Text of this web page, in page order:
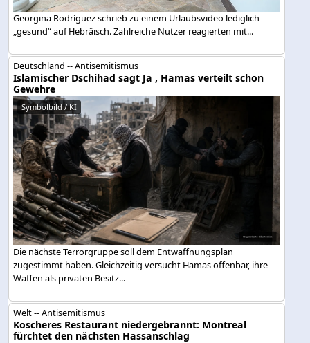
Georgina Rodríguez schrieb zu einem Urlaubsvideo lediglich
„gesund“ auf Hebräisch. Zahlreiche Nutzer reagierten mit...
Deutschland -- Antisemitismus
Islamischer Dschihad sagt Ja , Hamas verteilt schon
Gewehre
Symbolbild / KI
Die nächste Terrorgruppe soll dem Entwaffnungsplan
zugestimmt haben. Gleichzeitig versucht Hamas offenbar, ihre
Waffen als privaten Besitz...
Welt -- Antisemitismus
Koscheres Restaurant niedergebrannt: Montreal
fürchtet den nächsten Hassanschlag